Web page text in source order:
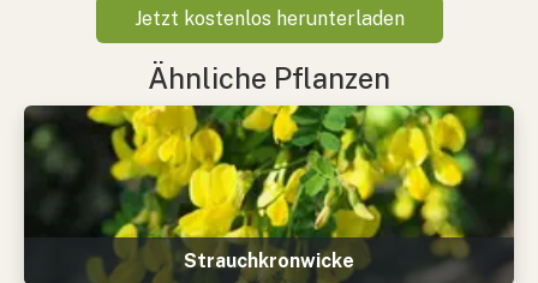
Jetzt kostenlos herunterladen
Ähnliche Pflanzen
Strauchkronwicke